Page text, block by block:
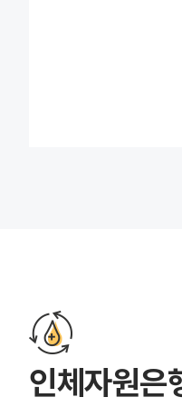
인체자원은